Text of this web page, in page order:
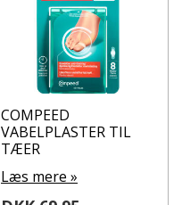
COMPEED
VABELPLASTER TIL
TÆER
Læs mere »